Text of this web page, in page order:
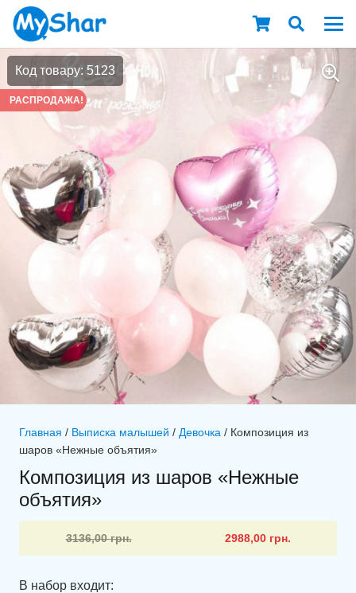
Код товару: 5123
РАСПРОДАЖА!
Главная / Выписка малышей / Девочка / Композиция из
шаров «Нежные объятия»
Композиция из шаров «Нежные
объятия»
3136,00грн.
Первоначальная
цена
составляла
2988,00 грн.
Текущая
цена:
2988,00 грн..
В набор входит: